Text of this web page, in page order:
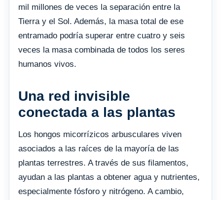
mil millones de veces la separación entre la
Tierra y el Sol. Además, la masa total de ese
entramado podría superar entre cuatro y seis
veces la masa combinada de todos los seres
humanos vivos.
Una red invisible
conectada a las plantas
Los hongos micorrízicos arbusculares viven
asociados a las raíces de la mayoría de las
plantas terrestres. A través de sus filamentos,
ayudan a las plantas a obtener agua y nutrientes,
especialmente fósforo y nitrógeno. A cambio,